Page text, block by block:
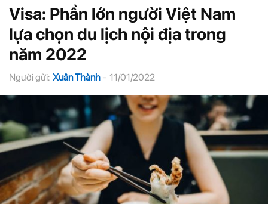
Visa: Phần lớn người Việt Nam
lựa chọn du lịch nội địa trong
năm 2022
Người gửi: Xuân Thành - 11/01/2022